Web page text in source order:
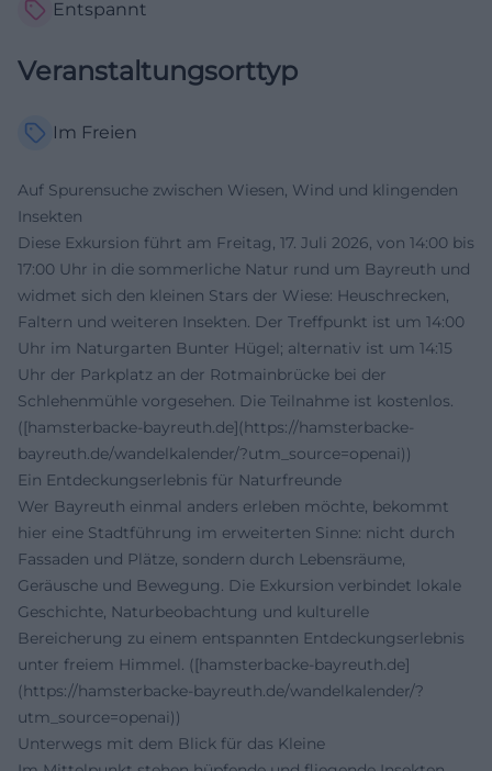
Entspannt
Veranstaltungsorttyp
Im Freien
Auf Spurensuche zwischen Wiesen, Wind und klingenden
Insekten
Diese Exkursion führt am Freitag, 17. Juli 2026, von 14:00 bis
17:00 Uhr in die sommerliche Natur rund um Bayreuth und
widmet sich den kleinen Stars der Wiese: Heuschrecken,
Faltern und weiteren Insekten. Der Treffpunkt ist um 14:00
Uhr im Naturgarten Bunter Hügel; alternativ ist um 14:15
Uhr der Parkplatz an der Rotmainbrücke bei der
Schlehenmühle vorgesehen. Die Teilnahme ist kostenlos.
([hamsterbacke-bayreuth.de](https://hamsterbacke-
bayreuth.de/wandelkalender/?utm_source=openai))
Ein Entdeckungserlebnis für Naturfreunde
Wer Bayreuth einmal anders erleben möchte, bekommt
hier eine Stadtführung im erweiterten Sinne: nicht durch
Fassaden und Plätze, sondern durch Lebensräume,
Geräusche und Bewegung. Die Exkursion verbindet lokale
Geschichte, Naturbeobachtung und kulturelle
Bereicherung zu einem entspannten Entdeckungserlebnis
unter freiem Himmel. ([hamsterbacke-bayreuth.de]
(https://hamsterbacke-bayreuth.de/wandelkalender/?
utm_source=openai))
Unterwegs mit dem Blick für das Kleine